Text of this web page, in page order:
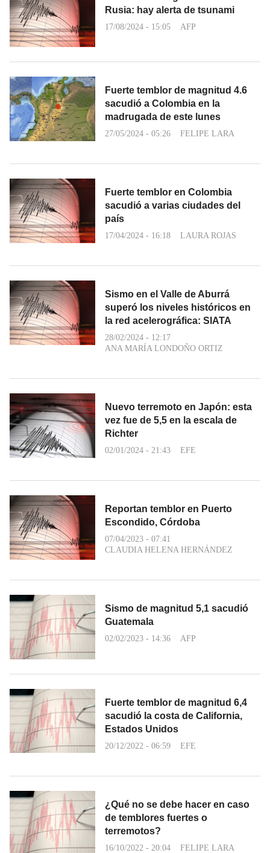
Rusia: hay alerta de tsunami
17/08/2024 - 15:05 AFP
Fuerte temblor de magnitud 4.6
sacudió a Colombia en la
madrugada de este lunes
27/05/2024 - 05:26 FELIPE LARA
Fuerte temblor en Colombia
sacudió a varias ciudades del
país
17/04/2024 - 16:18 LAURA ROJAS
Sismo en el Valle de Aburrá
superó los niveles históricos en
la red acelerográfica: SIATA
28/02/2024 - 12:17
ANA MARÍA LONDOÑO ORTIZ
Nuevo terremoto en Japón: esta
vez fue de 5,5 en la escala de
Richter
02/01/2024 - 21:43 EFE
Reportan temblor en Puerto
Escondido, Córdoba
07/04/2023 - 07:41
CLAUDIA HELENA HERNÁNDEZ
Sismo de magnitud 5,1 sacudió
Guatemala
02/02/2023 - 14:36 AFP
Fuerte temblor de magnitud 6,4
sacudió la costa de California,
Estados Unidos
20/12/2022 - 06:59 EFE
¿Qué no se debe hacer en caso
de temblores fuertes o
terremotos?
16/10/2022 - 20:04 FELIPE LARA